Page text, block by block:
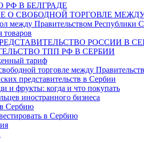
РФ В БЕЛГРАДЕ
О СВОБОДНОЙ ТОРГОВЛЕ
между Правительством Республики
товаров
РОССИИ В
ТПП РФ В СЕРБИИ
тариф
торговле между
представительств в Сербии
и фрукты: когда и что покупать
иностранного бизнеса
Сербию
в Сербию